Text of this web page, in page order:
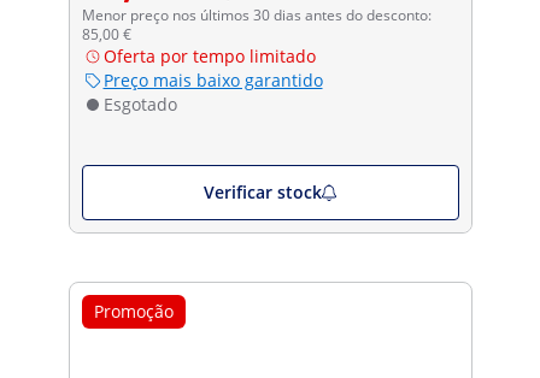
Menor preço nos últimos 30 dias antes do desconto:
85,00 €
Oferta por tempo limitado
Preço mais baixo garantido
Esgotado
Verificar stock
Promoção